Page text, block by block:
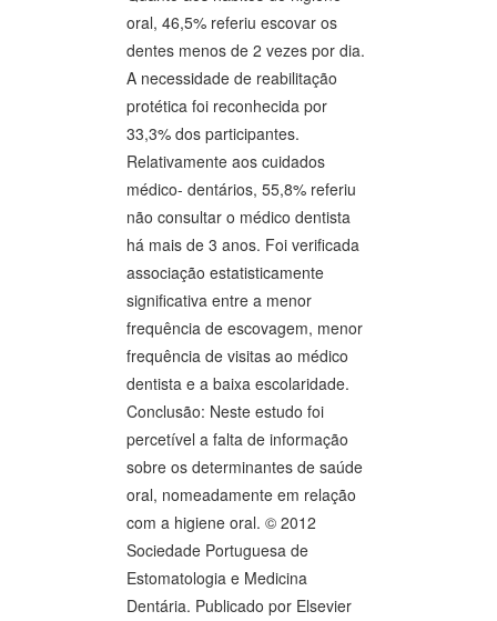
oral, 46,5% referiu escovar os
dentes menos de 2 vezes por dia.
A necessidade de reabilitação
protética foi reconhecida por
33,3% dos participantes.
Relativamente aos cuidados
médico- dentários, 55,8% referiu
não consultar o médico dentista
há mais de 3 anos. Foi verificada
associação estatisticamente
significativa entre a menor
frequência de escovagem, menor
frequência de visitas ao médico
dentista e a baixa escolaridade.
Conclusão: Neste estudo foi
percetível a falta de informação
sobre os determinantes de saúde
oral, nomeadamente em relação
com a higiene oral. © 2012
Sociedade Portuguesa de
Estomatologia e Medicina
Dentária. Publicado por Elsevier